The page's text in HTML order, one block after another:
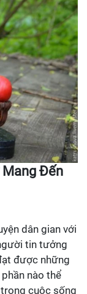
Mang Đến
dân gian với
tin tưởng
được những
nào thể
cuộc sống